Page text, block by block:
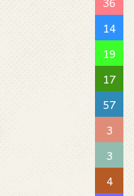
14
19
17
57
3
3
4